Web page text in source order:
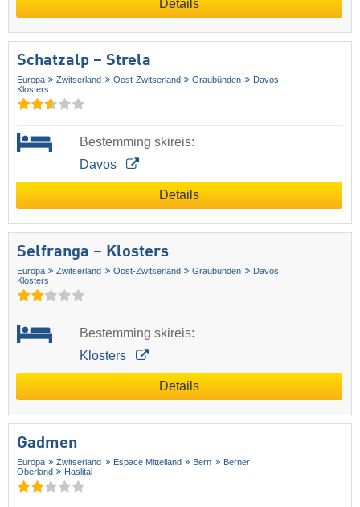
Details
Schatzalp – Strela
Europa Zwitserland Oost-Zwitserland Graubünden
Davos
Klosters
Bestemming skireis:
Davos
Details
Selfranga – Klosters
Europa Zwitserland Oost-Zwitserland Graubünden
Davos
Klosters
Bestemming skireis:
Klosters
Details
Gadmen
Europa Zwitserland Espace Mittelland Bern
Berner
Oberland
Haslital